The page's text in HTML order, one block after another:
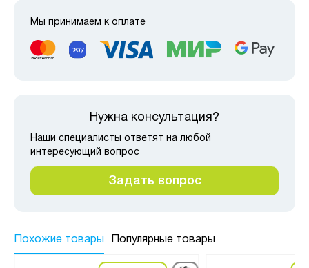
Мы принимаем к оплате
Нужна консультация?
Наши специалисты ответят на любой
интересующий вопрос
Задать вопрос
Похожие товары Популярные товары